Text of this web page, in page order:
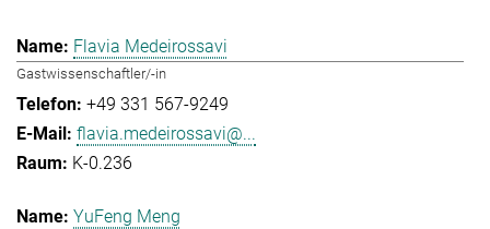
Flavia Medeirossavi
Gastwissenschaftler/-in
+49 331 567-9249
flavia.medeirossavi@...
K-0.236
YuFeng Meng